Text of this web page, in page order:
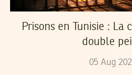
Prisons en Tunisie : La
double
05 Aug